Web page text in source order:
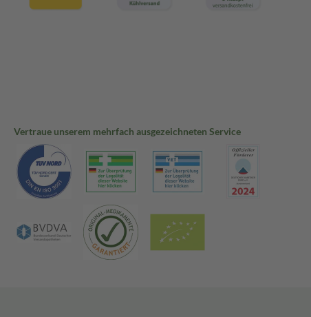
Vertraue unserem mehrfach ausgezeichneten Service